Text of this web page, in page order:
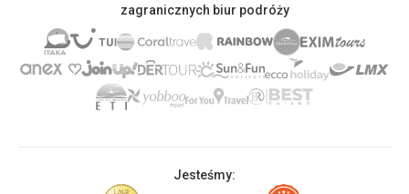
zagranicznych biur podróży
Jesteśmy: